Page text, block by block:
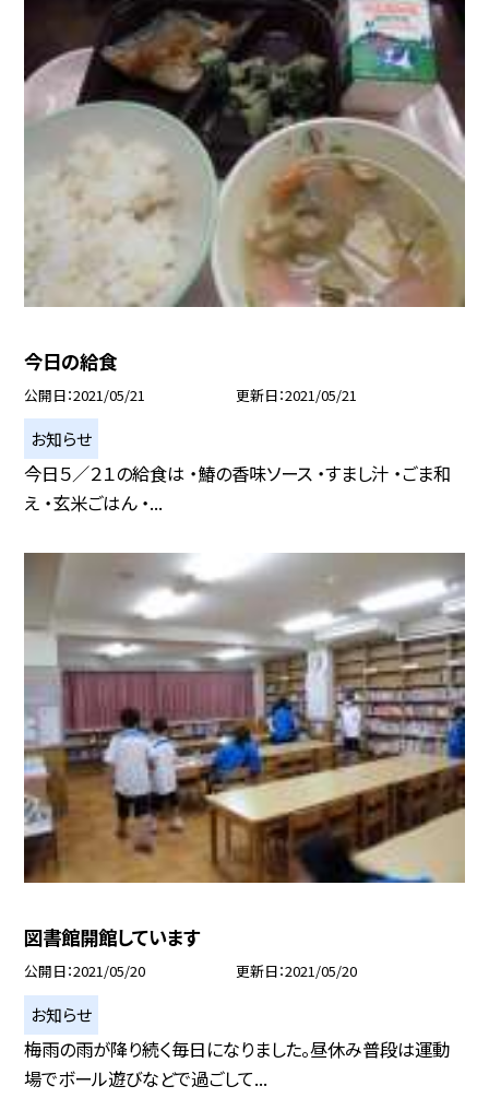
今日の給食
公開日 2021/05/21 更新日 2021/05/21
お知らせ
今日５／２１の給食は ・鰆の香味ソース ・すまし汁 ・ごま和
え ・玄米ごはん ・...
図書館開館しています
公開日 2021/05/20 更新日 2021/05/20
お知らせ
梅雨の雨が降り続く毎日になりました。昼休み普段は運動
場でボール遊びなどで過ごして...